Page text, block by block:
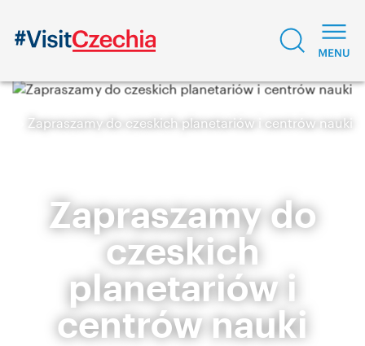
Zapraszamy do czeskich planetariów i centrów nauki
Zapraszamy do
czeskich
planetariów i
centrów nauki